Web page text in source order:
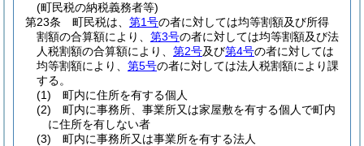
(町民税の納税義務者等)
第23条
町民税は、 第1号の者に対しては均等割額及び所得
割額の合算額により、 第3号の者に対しては均等割額及び法
人税割額の合算額により、 第2号及び第4号の者に対しては
均等割額により、 第5号の者に対しては法人税割額により課
する。
(1)
町内に住所を有する個人
(2)
町内に事務所、事業所又は家屋敷を有する個人で町内
に住所を有しない者
(3)
町内に事務所又は事業所を有する法人